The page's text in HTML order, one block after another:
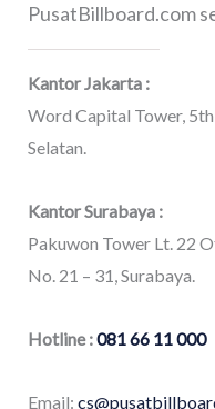
PusatBillboard.com
Kantor Jakarta :
Word Capital Tower,
Selatan.
Kantor Surabaya :
Pakuwon Tower Lt. 22
No. 21 – 31, Surabaya.
Hotline :081 66 11 000
Email: